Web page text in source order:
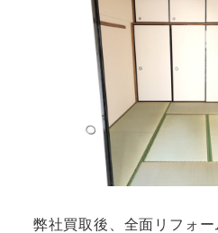
弊社買取後、全面リフォー